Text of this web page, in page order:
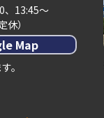
、13:45～
）
Map
。